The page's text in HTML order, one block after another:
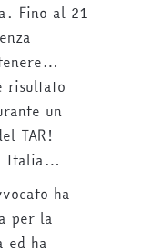
Fino al 21
risultato
un
TAR!
Italia…
ha
per la
ed ha